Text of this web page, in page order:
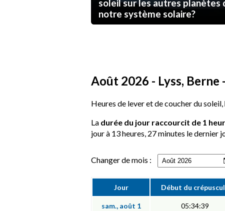
soleil sur les autres planètes
notre système solaire?
Août 2026 - Lyss,
Heures de lever et de coucher du
La durée du jour raccourcit de 1
jour à 13 heures, 27 minutes le dernier
Changer de mois :
Jour Début du
sam., août 1 05:34:39